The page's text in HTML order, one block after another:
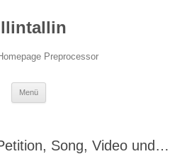
Preprocessor
Menü
Song, Video und…